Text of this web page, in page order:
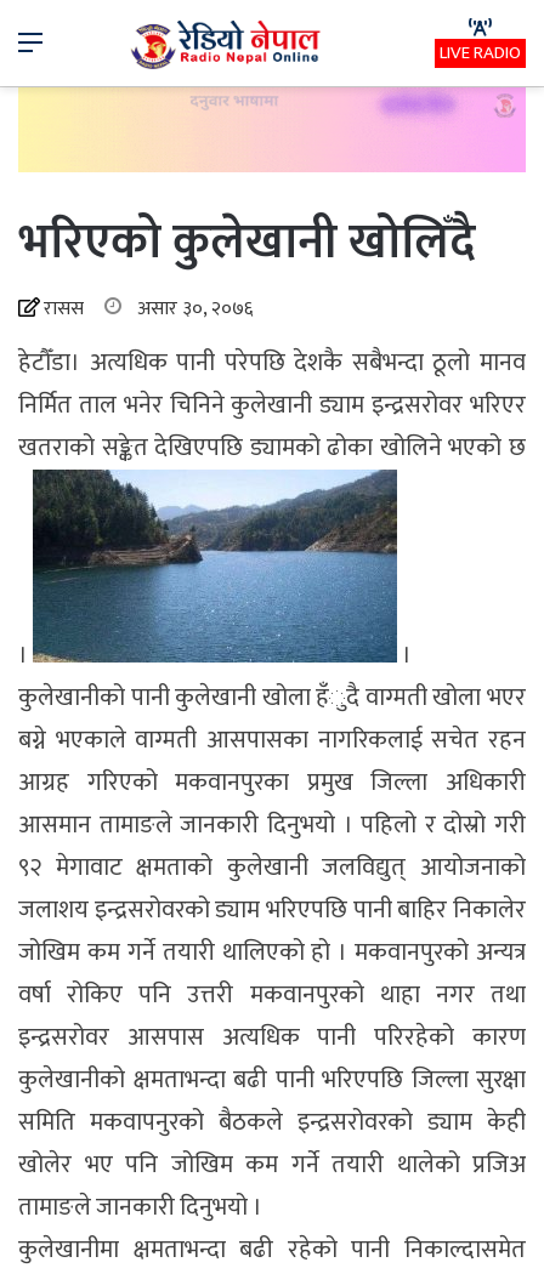
Menu LIVE RADIO
भरिएको कुलेखानी खोलिँदै
रासस असार ३०, २०७६
हेटौँडा। अत्यधिक पानी परेपछि देशकै सबैभन्दा ठूलो मानव
निर्मित ताल भनेर चिनिने कुलेखानी ड्याम इन्द्रसरोवर भरिएर
खतराको सङ्केत देखिएपछि ड्यामको ढोका खोलिने भएको छ
।
।
कुलेखानीको पानी कुलेखानी खोला हँुदै वाग्मती खोला भएर
बग्ने भएकाले वाग्मती आसपासका नागरिकलाई सचेत रहन
आग्रह गरिएको मकवानपुरका प्रमुख जिल्ला अधिकारी
आसमान तामाङले जानकारी दिनुभयो । पहिलो र दोस्रो गरी
९२ मेगावाट क्षमताको कुलेखानी जलविद्युत् आयोजनाको
जलाशय इन्द्रसरोवरको ड्याम भरिएपछि पानी बाहिर निकालेर
जोखिम कम गर्ने तयारी थालिएको हो । मकवानपुरको अन्यत्र
वर्षा रोकिए पनि उत्तरी मकवानपुरको थाहा नगर तथा
इन्द्रसरोवर आसपास अत्यधिक पानी परिरहेको कारण
कुलेखानीको क्षमताभन्दा बढी पानी भरिएपछि जिल्ला सुरक्षा
समिति मकवापनुरको बैठकले इन्द्रसरोवरको ड्याम केही
खोलेर भए पनि जोखिम कम गर्ने तयारी थालेको प्रजिअ
तामाङले जानकारी दिनुभयो ।
कुलेखानीमा क्षमताभन्दा बढी रहेको पानी निकाल्दासमेत